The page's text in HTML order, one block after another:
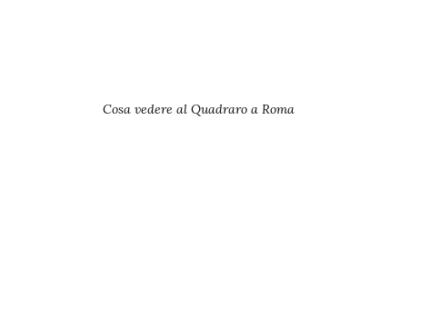
Cosa vedere al Quadraro a Roma